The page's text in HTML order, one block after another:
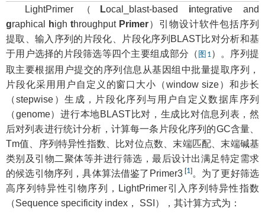
LightPrimer（ Local_blast-based integrative and
graphical high throughput Primer）引物设计软件包括序列
提取、输入序列的片段化、片段化序列BLAST比对分析和基
于用户选择的片段筛选等四个主要组成部分（ 图1）。序列提
取主要根据用户提交的序列信息从基因组中批量提取序列，
片段化采用用户自定义的窗口大小（window size）和步长
（stepwise）生成，片段化序列与用户自定义数据库序列
（genome）进行本地BLAST比对，生成比对信息列表，然
后对列表进行统计分析，计算每一条片段化序列的GC含量、
Tm值、序列特异性指数、比对位点数、末端匹配、末端碱基
类别及引物二聚体等并进行筛选，最后设计出满足特定需求
的候选引物序列，具体算法借鉴了Primer3 [1]。为了更好筛选
高序列特异性引物序列，LightPrimer引入序列特异性指数
（Sequence specificity index， SSI），其计算方式为：